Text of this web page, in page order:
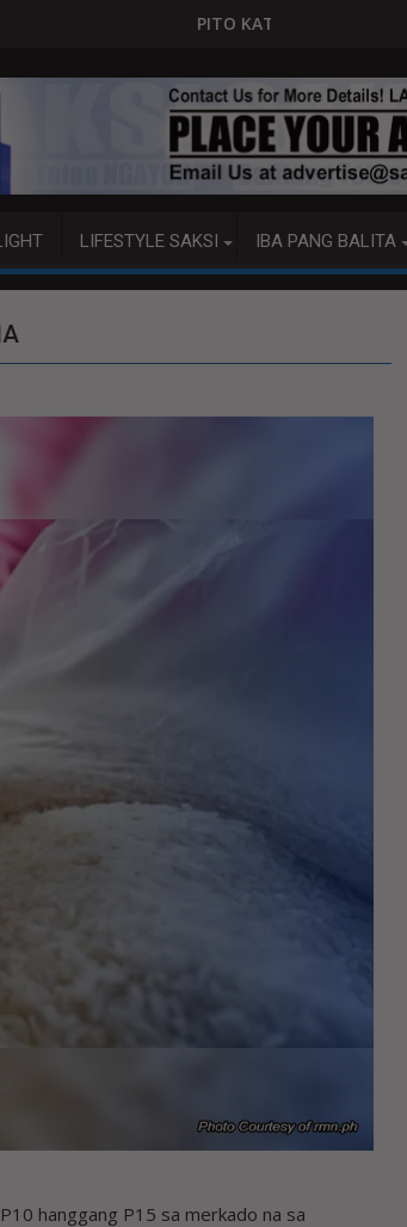
KATAO NASAGIP SA TUMAOB NA PUMP BOAT
LIFESTYLE SAKSI IBA PANG BALITA
hanggang P15 sa merkado na sa